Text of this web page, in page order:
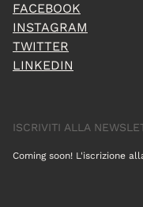
FACEBOOK
INSTAGRAM
TWITTER
LINKEDIN
ISCRIVITI ALLA
Coming soon! L'iscrizione